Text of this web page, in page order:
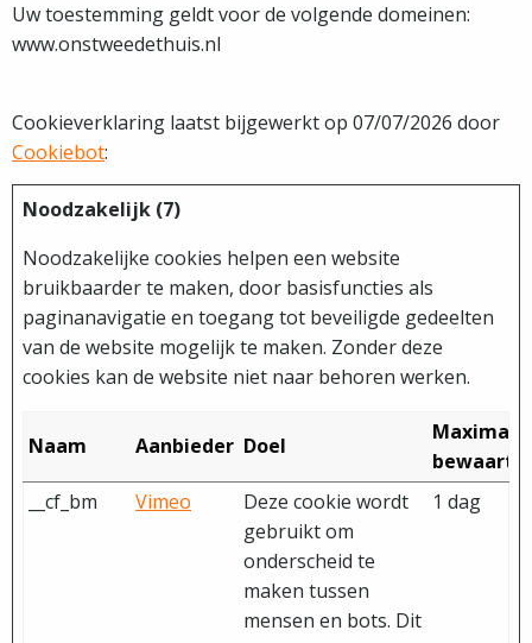
Uw toestemming geldt voor de volgende domeinen:
www.onstweedethuis.nl
Cookieverklaring laatst bijgewerkt op 07/07/2026 door
Cookiebot:
Noodzakelijk (7)
Noodzakelijke cookies helpen een website
bruikbaarder te maken, door basisfuncties als
paginanavigatie en toegang tot beveiligde gedeelten
van de website mogelijk te maken. Zonder deze
cookies kan de website niet naar behoren werken.
Naam Aanbieder Doel
Maximale
__cf_bm
Vimeo
Deze cookie wordt
gebruikt om
onderscheid te
maken tussen
mensen en bots. Dit
1 dag